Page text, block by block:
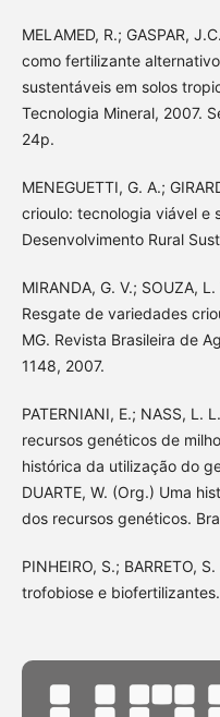
MELAMED, R.; GASPAR,
como fertilizante
sustentáveis em solos
Tecnologia Mineral, 2007.
24p.
MENEGUETTI, G. A.;
crioulo: tecnologia viável e
Desenvolvimento Rural
MIRANDA, G. V.; SOUZA,
Resgate de variedades
MG. Revista Brasileira de
1148, 2007.
PATERNIANI, E.; NASS, L.
recursos genéticos de
histórica da utilização do
DUARTE, W. (Org.) Uma
dos recursos genéticos.
PINHEIRO, S.; BARRETO,
trofobiose e